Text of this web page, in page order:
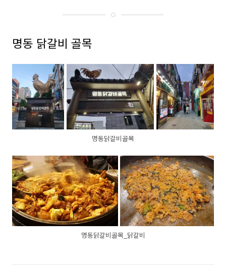
명동 닭갈비 골목
명동닭갈비골목
명동닭갈비골목_닭갈비